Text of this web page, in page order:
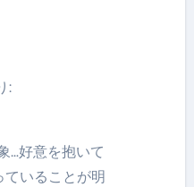
:
…好意を抱いて
いることが明